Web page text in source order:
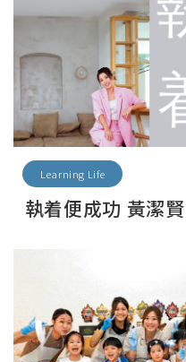
Learning Life
執着便成功 黃潔